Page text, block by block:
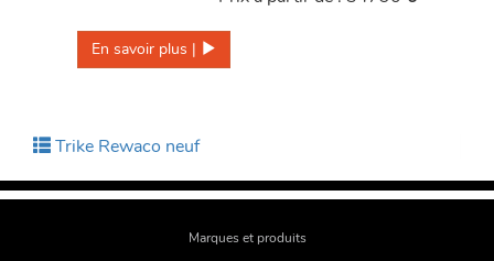
En savoir plus |
Trike Rewaco neuf
Marques et produits